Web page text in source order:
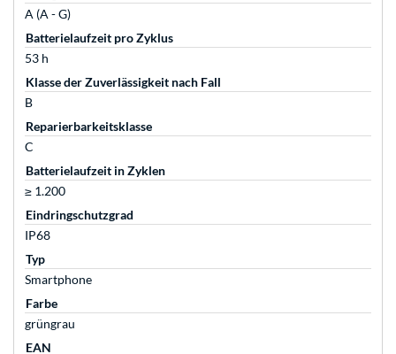
A (A - G)
Batterielaufzeit pro Zyklus
53 h
Klasse der Zuverlässigkeit nach Fall
B
Reparierbarkeitsklasse
C
Batterielaufzeit in Zyklen
≥ 1.200
Eindringschutzgrad
IP68
Typ
Smartphone
Farbe
grüngrau
EAN